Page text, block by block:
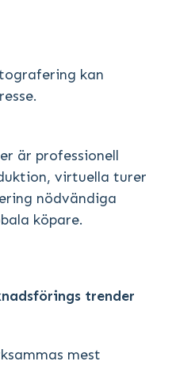
kan
är professionell
virtuella turer
nödvändiga
köpare.
trender
mest